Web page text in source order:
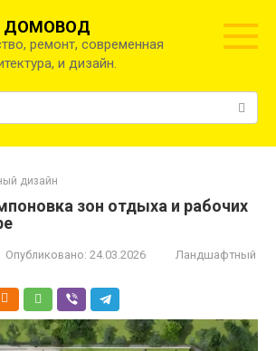
ДОМОВОД
ремонт, современная
и дизайн.
дизайн
зон отдыха и рабочих
Опубликовано: 24.03.2026
Ландшафтный